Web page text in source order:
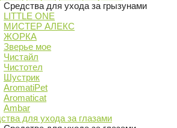
Средства для ухода за грызунами
LITTLE ONE
МИСТЕР АЛЕКС
ЖОРКА
Зверье мое
Чистайл
Чистотел
Шустрик
AromatiPet
Aromaticat
Ambar
для ухода за глазами